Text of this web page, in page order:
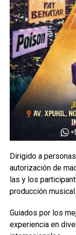
Dirigido a
autorización de
las y los
producción musical.
Guiados por los
experiencia en